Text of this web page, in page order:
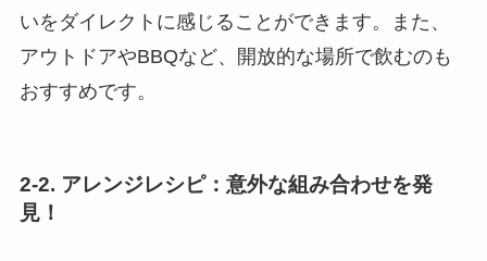
いをダイレクトに感じることができます。また、
アウトドアやBBQなど、開放的な場所で飲むのも
おすすめです。
2-2. アレンジレシピ：意外な組み合わせを発
見！